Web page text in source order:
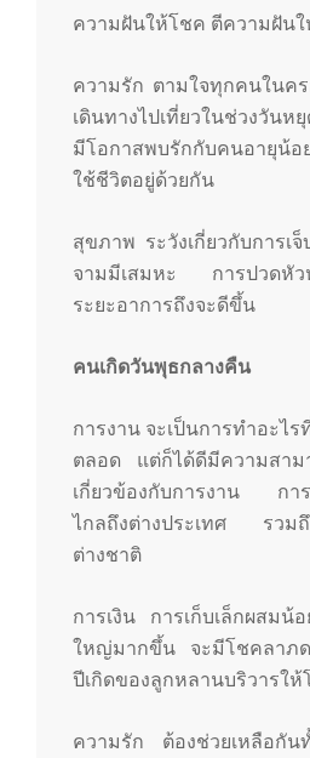
ความฝันให้โชค ตีความฝัน
ความรัก ตามใจทุกคนในค
เดินทางไปเที่ยวในช่วงวัน
มีโอกาสพบรักกับคนอายุน้อ
ใช้ชีวิตอยู่ด้วยกัน
สุขภาพ ระวังเกี่ยวกับการเ
จามมีเสมหะ การปวดหัว
ระยะอาการถึงจะดีขึ้น
คนเกิดวันพุธกลางคืน
การงาน จะเป็นการทำอะไ
ตลอด แต่ก็ได้ดีมีความสา
เกี่ยวข้องกับการงาน การ
ไกลถึงต่างประเทศ รวมถึ
ต่างชาติ
การเงิน การเก็บเล็กผสมน้
ใหญ่มากขึ้น จะมีโชคลาภด
ปีเกิดของลูกหลานบริวารให้
ความรัก ต้องช่วยเหลือกั